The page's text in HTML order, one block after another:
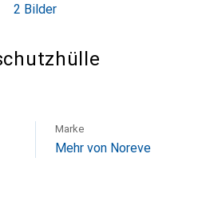
2 Bilder
Marke
Mehr von Noreve